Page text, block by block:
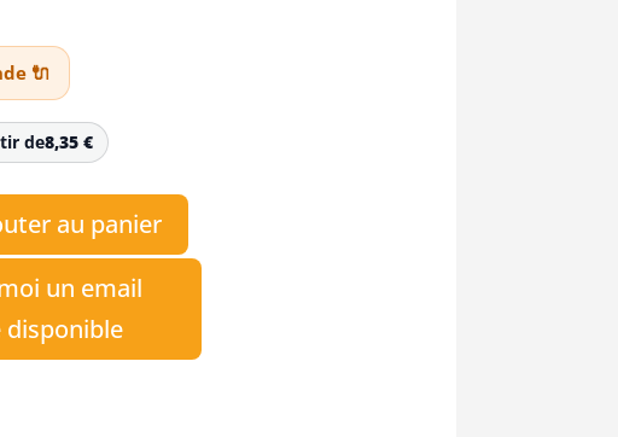
🔌
de8,35 €
au panier
un email
disponible